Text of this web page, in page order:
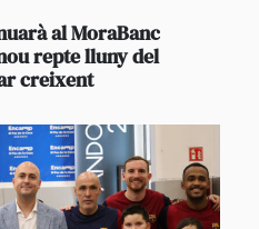
al MoraBanc
repte lluny del
creixent